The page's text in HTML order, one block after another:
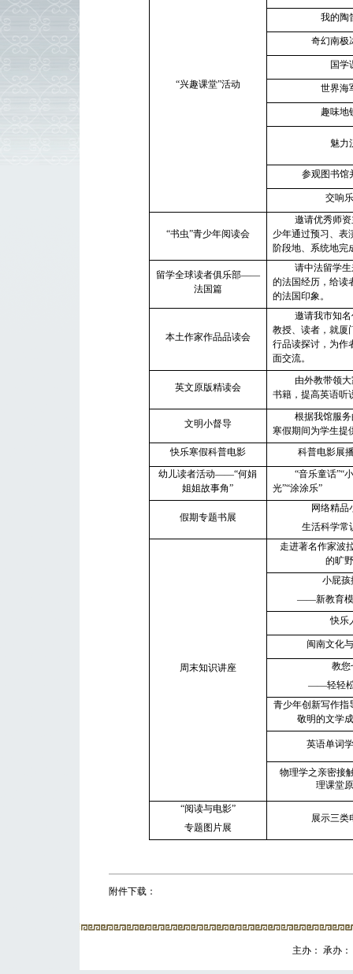
“兴趣课堂”活动
我的陶
奇幻南极
国学
世界海
趣味地
魅力
参观图书馆
交响
“书虫”青少年阅读会
邀请优秀师
少年通过预习、表
阶段地、系统地完
留学全球读者俱乐部——
法国篇
请中法留学
的法国经历，给读
的法国印象。
本土作家作品品读会
邀请我市知
教授、读者，就厦
行品读探讨，为作
面交流。
英文原版精读会
由外教带领
书籍，提高英语听
文明小督导
根据我馆服
寒假期间为学生提
快乐寒假科普电影
科普电影展
幼儿读者活动——“何娟
姐姐故事角”
“音乐童话”“
光”“涂涂乐”
假期专题书展
网络精品
生活科学常
周末知识讲座
走进著名作家波
的旷
小屁孩
——新教育模
快乐
闽南文化
教您
——轻轻
青少年创新写作指
敬明的文学
英语单词
物理学之亲密接
理课堂
“阅读与电影”
专题图片展
展示三类
附件下载：
主办： 承办